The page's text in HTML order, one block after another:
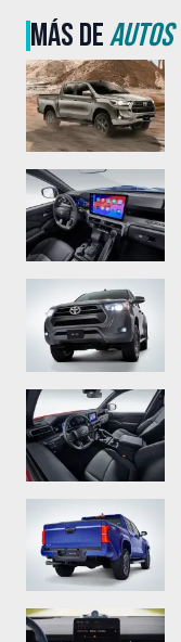
MÁS DEAUTOS